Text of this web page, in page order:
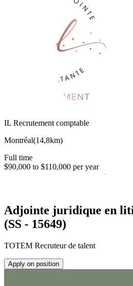
IL Recrutement comptable
Montréal(14,8km)
Full time
$90,000 to $110,000 per year
Adjointe juridique en
(SS - 15649)
TOTEM Recruteur de talent
Apply on position